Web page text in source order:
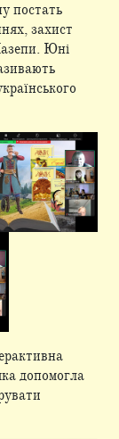
постать
захист
Юні
допомогла